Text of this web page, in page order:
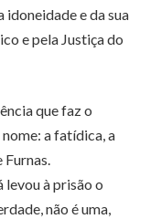
idoneidade e da sua
e pela Justiça do
que faz o
a fatídica, a
Furnas.
levou à prisão o
não é uma,